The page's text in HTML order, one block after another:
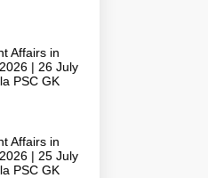
Affairs in
| 26 July
PSC GK
Affairs in
| 25 July
PSC GK